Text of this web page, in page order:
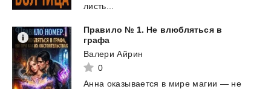
листь...
Правило № 1. Не влюбляться в
графа
Валери Айрин
0
Анна оказывается в мире магии — не